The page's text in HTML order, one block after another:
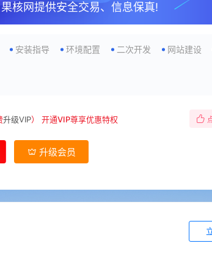
核网提供安全交易、信息保真!
安装指导 环境配置 二次开发 网站建设
升级VIP）开通VIP尊享优惠特权
升级会员